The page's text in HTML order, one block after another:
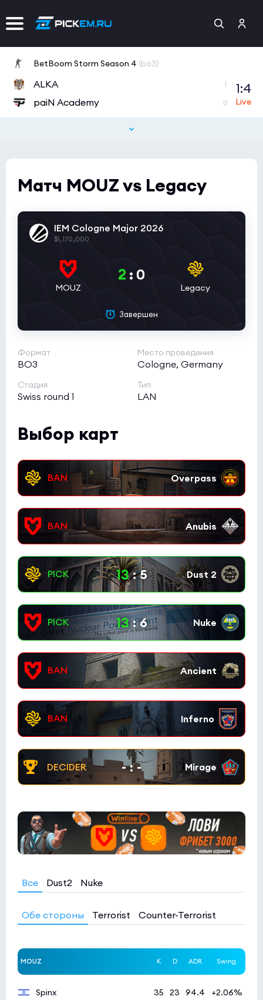
BetBoom Storm Season 4 (bo3)
ALKA 1
paiN Academy 0
1:4
Матч MOUZ vs Legacy
IEM Cologne Major 2026
$1,170,000
MOUZ
2 : 0
Legacy
Завершен
Формат
BO3
Место проведения
Cologne, Germany
Стадия
Swiss round 1
Тип
LAN
Выбор карт
13 : 5
13 : 6
- : -
Все Dust2 Nuke
Обе стороны Terrorist Counter-Terrorist
MOUZ K D ADR Swing
Spinx 35 23 94.4 +2.06%